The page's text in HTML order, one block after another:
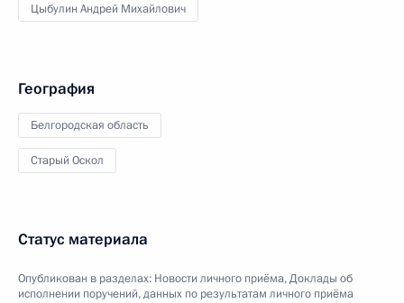
Цыбулин Андрей Михайлович
География
Белгородская область
Старый Оскол
Статус материала
Опубликован в разделах: Новости личного приёма,Доклады об
исполнении поручений, данных по результатам личного приёма